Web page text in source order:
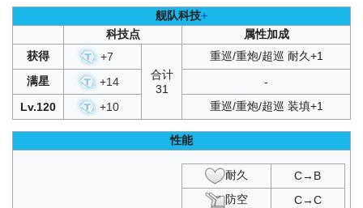
复刻神圣的悲喜剧：A1/A2/A3
复刻铁血音符誓言
永夜幻光
D1/D2/D3
穹顶下的圣咏曲：A1/A2/A3/C1/C2/C3
激奏的Polaris：SP3
神圣的悲喜剧
铁血音符誓言：B1/B2/B3
A1/A2/A3/C1/C2/C3
复刻异色格：A2/B4/C2/D4
凛冬王冠：A1/A2/A3/C1/C2/C3
围剿：SP3
光荣的一战：SP3
铅色 ：SP3
异色格：A2/B4/C2/D4
舰队科技+
科技点
属性加成
获得
+7
合计
31
重巡/重炮/超巡 耐久+1
满星
+14
-
Lv.120
+10 重巡/重炮/超巡 装填+1
性能
耐久
C→B
防空
C→C